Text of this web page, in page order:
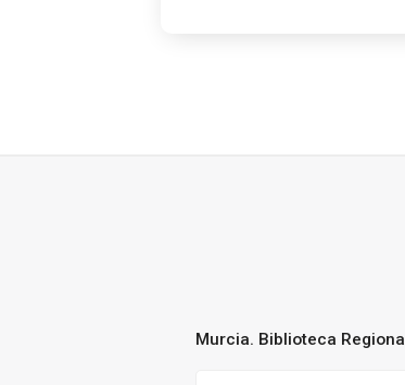
Biblioteca:
Murcia. Biblioteca Regional